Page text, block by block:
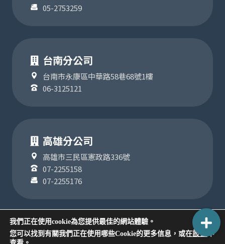
05-2753259
台南分公司
台南市永康區中華路58巷68號1樓
06-3125121
高雄分公司
高雄市三民區憲政路336號
07-2255158
07-2255176
COPYRIGHT ©2024
我們正在使用cookie為您提供最佳的網站體驗。
您可以找到有關我們正在使用哪些Cookie的更多信息，或在設置
中